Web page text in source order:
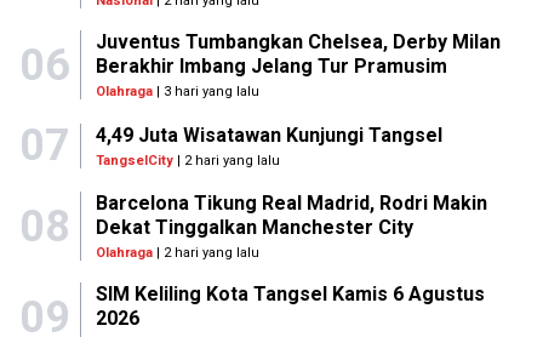
06
Juventus Tumbangkan Chelsea, Derby Milan
Berakhir Imbang Jelang Tur Pramusim
Olahraga| 3 hari yang lalu
07 4,49 Juta Wisatawan Kunjungi Tangsel
TangselCity | 2 hari yang lalu
08
Barcelona Tikung Real Madrid, Rodri Makin
Dekat Tinggalkan Manchester City
Olahraga| 2 hari yang lalu
09
SIM Keliling Kota Tangsel Kamis 6 Agustus
2026